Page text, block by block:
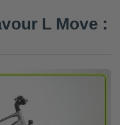
L Move :